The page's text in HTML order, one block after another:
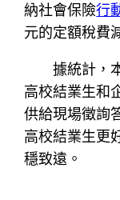
納社會保險行
元的定額稅費
據統計，
高校結業生和
供給現場徵詢
高校結業生更
穩致遠。